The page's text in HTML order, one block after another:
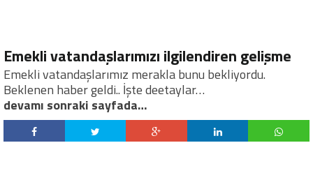
Emekli vatandaşlarımızı ilgilendiren gelişme
Emekli vatandaşlarımız merakla bunu bekliyordu.
Beklenen haber geldi.. İşte deetaylar…
devamı sonraki sayfada…